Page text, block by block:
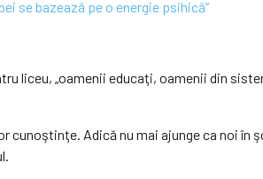
liceu, „oamenii educaţi, oamenii din
cunoştinţe. Adică nu mai ajunge ca noi în